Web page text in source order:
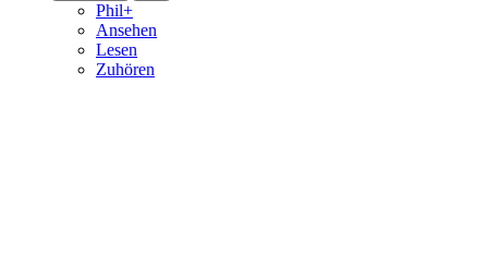
Phil+
Ansehen
Lesen
Zuhören